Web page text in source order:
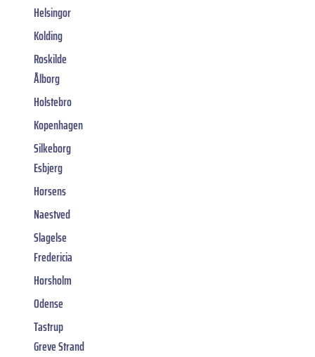
Helsingor
Kolding
Roskilde
Ålborg
Holstebro
Kopenhagen
Silkeborg
Esbjerg
Horsens
Naestved
Slagelse
Fredericia
Horsholm
Odense
Tastrup
Greve Strand